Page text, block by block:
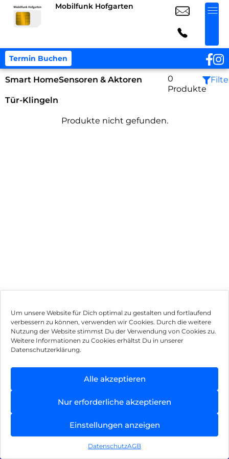
Um unsere Website für Dich optimal zu gestalten und fortlaufend
verbessern zu können, verwenden wir Cookies. Durch die weitere
Nutzung der Website stimmst Du der Verwendung von Cookies zu.
Weitere Informationen zu Cookies erhältst Du in unserer
Datenschutzerklärung.
Alle akzeptieren
Nur erforderliche akzeptieren
Einstellungen anzeigen
DatenschutzAGB
Mobilfunk Hofgarten
Termin Buchen
Smart HomeSensoren & Aktoren
Tür-Klingeln
0
Produkte
Produkte nicht gefunden.
Impressum
Hinweis zur Batterieentsorgung
Newsletter
, Brodos AG – All Rights Reserved.